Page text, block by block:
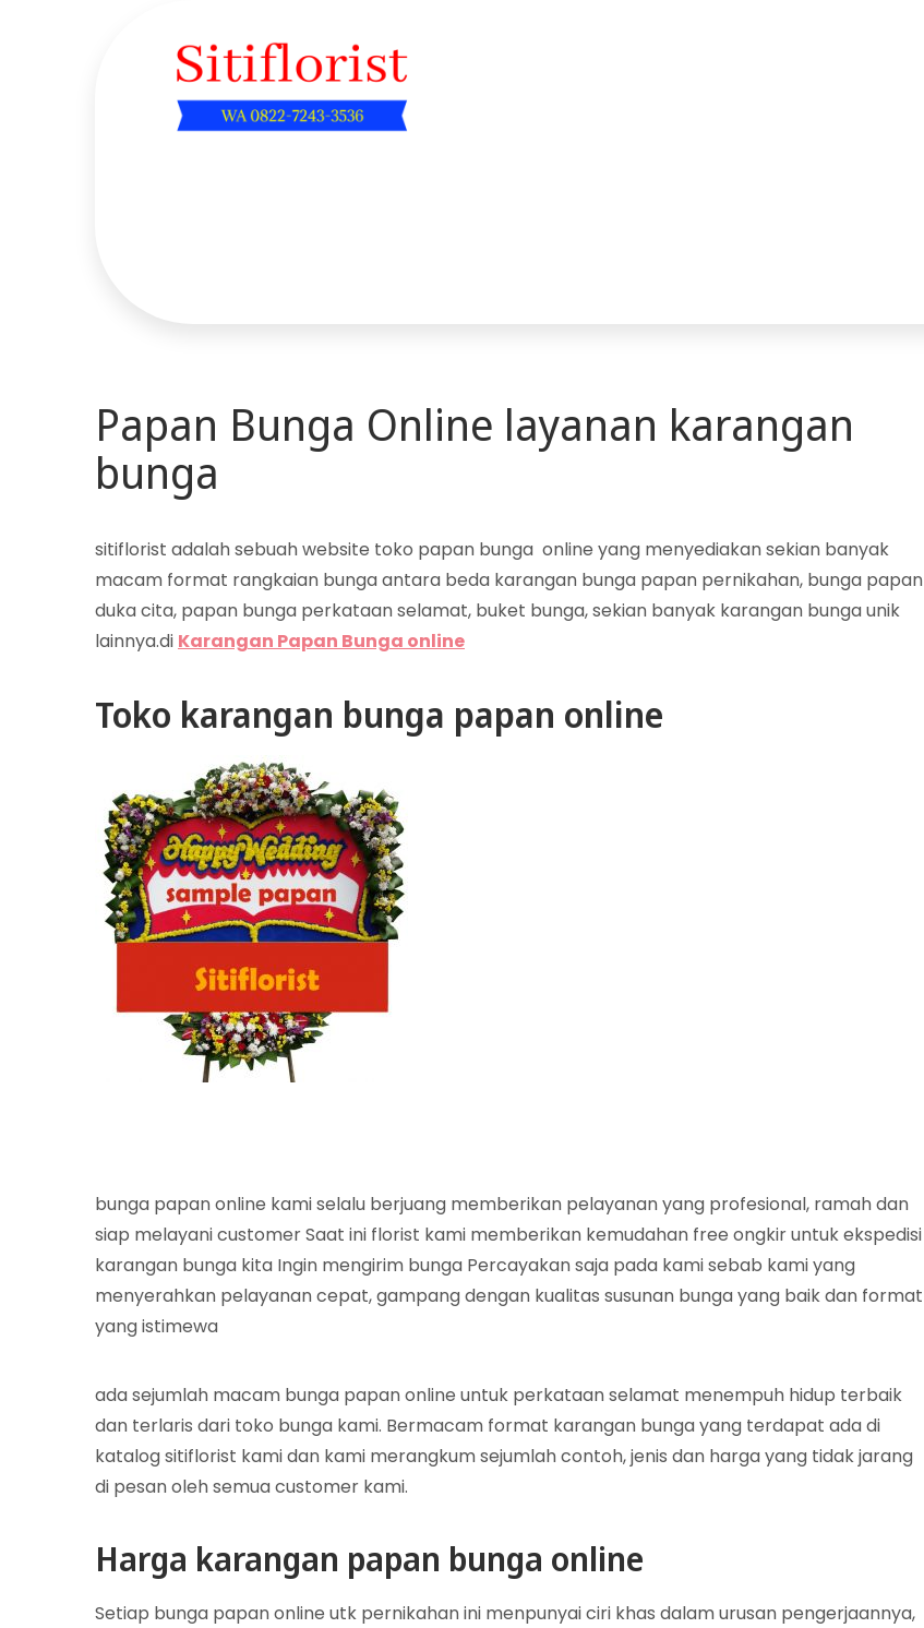
Papan Bunga Online layanan karangan
bunga
sitiflorist adalah sebuah website toko papan bunga online yang menyediakan sekian banyak
macam format rangkaian bunga antara beda karangan bunga papan pernikahan, bunga papan
duka cita, papan bunga perkataan selamat, buket bunga, sekian banyak karangan bunga unik
lainnya.di Karangan Papan Bunga online
Toko karangan bunga papan online
bunga papan online kami selalu berjuang memberikan pelayanan yang profesional, ramah dan
siap melayani customer Saat ini florist kami memberikan kemudahan free ongkir untuk ekspedisi
karangan bunga kita Ingin mengirim bunga Percayakan saja pada kami sebab kami yang
menyerahkan pelayanan cepat, gampang dengan kualitas susunan bunga yang baik dan format
yang istimewa
ada sejumlah macam bunga papan online untuk perkataan selamat menempuh hidup terbaik
dan terlaris dari toko bunga kami. Bermacam format karangan bunga yang terdapat ada di
katalog sitiflorist kami dan kami merangkum sejumlah contoh, jenis dan harga yang tidak jarang
di pesan oleh semua customer kami.
Harga karangan papan bunga online
Setiap bunga papan online utk pernikahan ini menpunyai ciri khas dalam urusan pengerjaannya,